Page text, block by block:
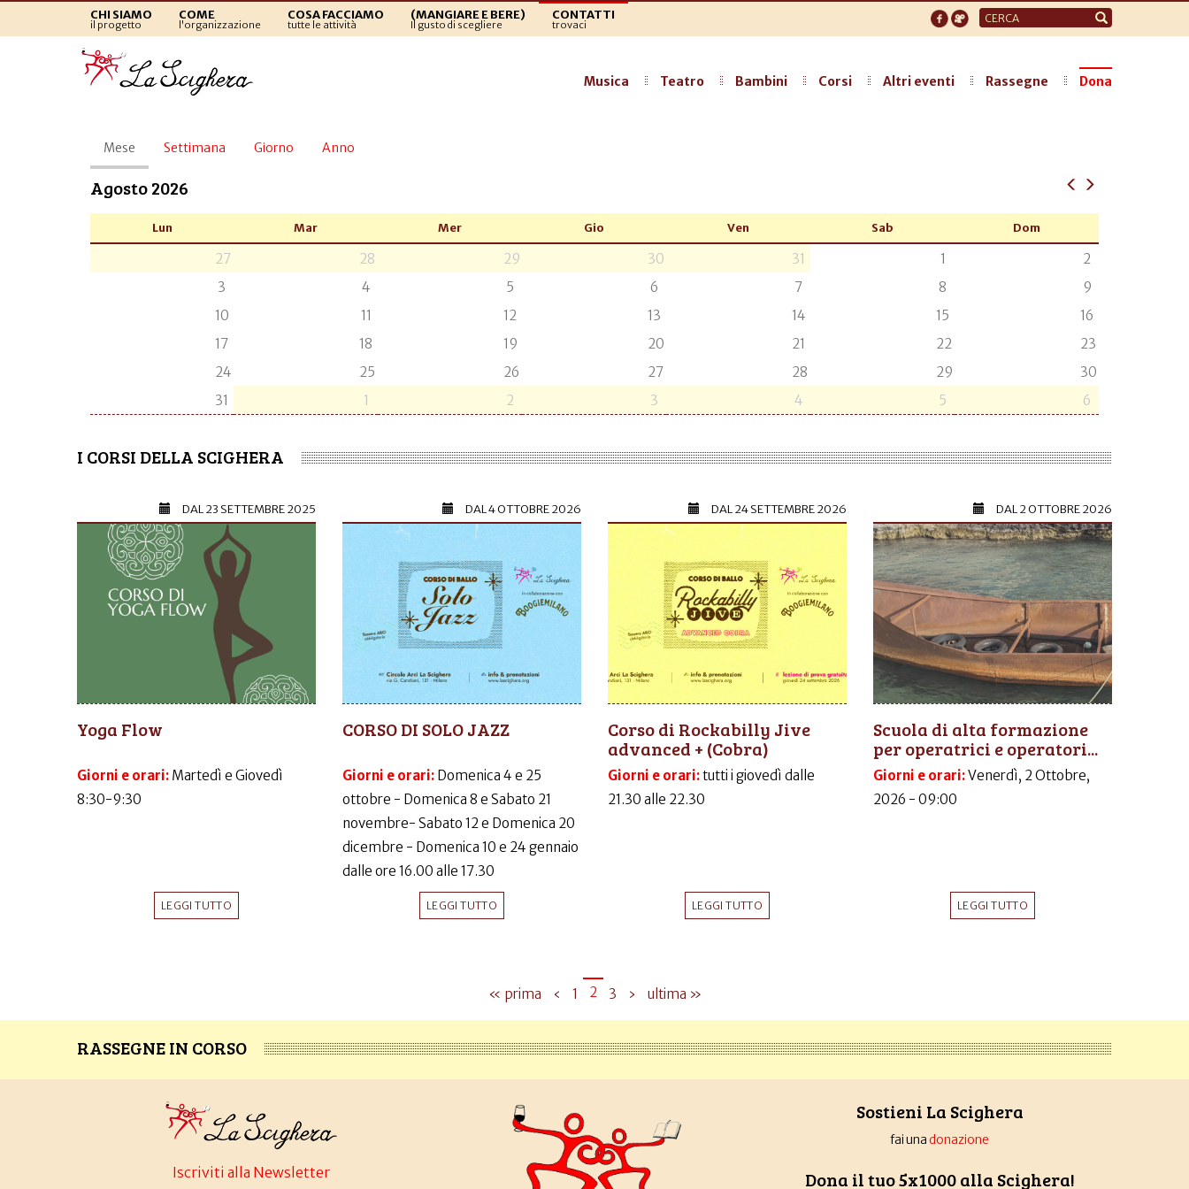
CHI SIAMO
il progetto
COME
l'organizzazione
COSA FACCIAMO
tutte le attività
(MANGIARE E BERE)
Il gusto di scegliere
CONTATTI
trovaci
Form
di
Musica Teatro Bambini Corsi Altri eventi Rassegne Dona
Schede
primarie
Mese (scheda
attiva)
Settimana Giorno Anno
Agosto 2026
Lun Mar Mer Gio Ven Sab Dom
27 28 29 30 31 1
2
3
4 5 6 7 8
9
10
11 12 13 14 15
16
17
18 19 20 21 22
23
24
25 26 27 28 29
30
31
1 2 3 4 5 6
I CORSI DELLA SCIGHERA
DAL23 SETTEMBRE 2025
Yoga Flow
Giorni e orari: Martedì e Giovedì
8:30-9:30
LEGGI TUTTO
DAL4 OTTOBRE 2026
CORSO DI SOLO JAZZ
Giorni e orari: Domenica 4 e 25
ottobre - Domenica 8 e Sabato 21
novembre- Sabato 12 e Domenica 20
dicembre - Domenica 10 e 24 gennaio
dalle ore 16.00 alle 17.30
LEGGI TUTTO
DAL24 SETTEMBRE 2026
Corso di Rockabilly Jive
advanced + (Cobra)
Giorni e orari:tutti i giovedì dalle
21.30 alle 22.30
LEGGI TUTTO
DAL2 OTTOBRE 2026
Scuola di alta formazione
per operatrici e operatori...
Giorni e orari:Venerdì, 2 Ottobre,
2026 - 09:00
LEGGI TUTTO
« prima ‹ 1 2 3 › ultima »
RASSEGNE IN CORSO
Iscriviti alla Newsletter
Sostieni La Scighera
fai unadonazione
Dona il tuo 5x1000 alla Scighera!